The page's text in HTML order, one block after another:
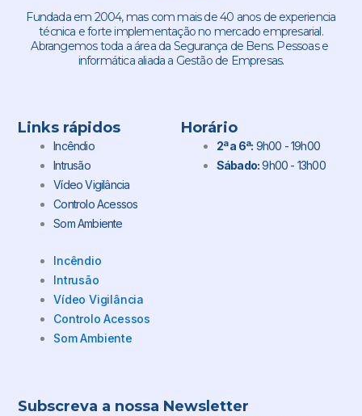
Fundada em 2004, mas com mais de 40 anos de experiencia
técnica e forte implementação no mercado empresarial.
Abrangemos toda a área da Segurança de Bens. Pessoas e
informática aliada a Gestão de Empresas.
Links rápidos
Incêndio
Intrusão
Vídeo Vigilância
Controlo Acessos
Som Ambiente
Incêndio
Intrusão
Vídeo Vigilância
Controlo Acessos
Som Ambiente
Horário
2ª a 6ª: 9h00 - 19h00
Sábado:9h00 - 13h00
Subscreva a nossa Newsletter